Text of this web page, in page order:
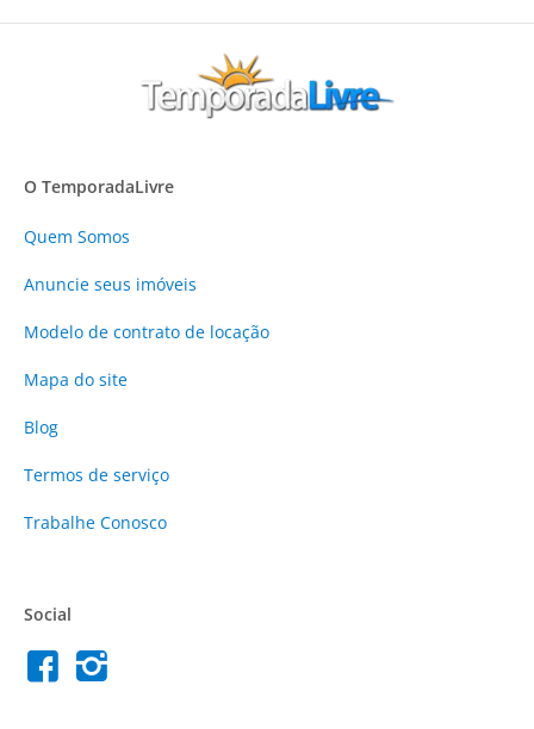
O TemporadaLivre
Quem Somos
Anuncie seus imóveis
Modelo de contrato de locação
Mapa do site
Blog
Termos de serviço
Trabalhe Conosco
Social